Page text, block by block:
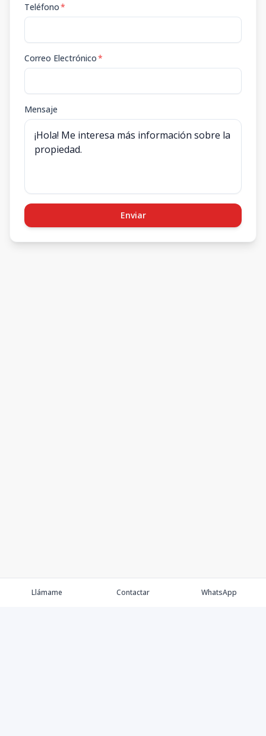
Teléfono*
Correo Electrónico*
Mensaje
Enviar
Llámame Contactar WhatsApp